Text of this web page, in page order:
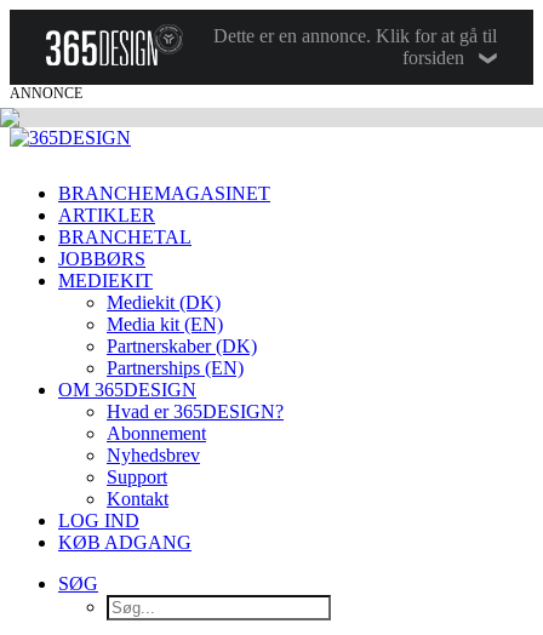
Dette er en annonce. Klik for at gå til
forsiden
ANNONCE
BRANCHEMAGASINET
ARTIKLER
BRANCHETAL
JOBBØRS
MEDIEKIT
Mediekit (DK)
Media kit (EN)
Partnerskaber (DK)
Partnerships (EN)
OM 365DESIGN
Hvad er 365DESIGN?
Abonnement
Nyhedsbrev
Support
Kontakt
LOG IND
KØB ADGANG
SØG